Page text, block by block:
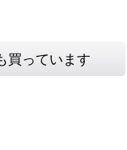
買っています